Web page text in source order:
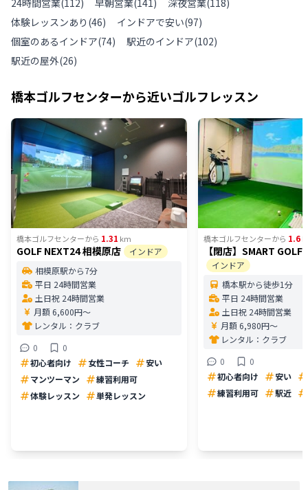
24時間営業(112) 早朝営業(141) 深夜営業(118)
体験レッスンあり (46) インドアで安い(97)
個室のあるインドア(74) 駅近のインドア(102)
駅近の屋外(26)
橋本ゴルフセンターから近いゴルフレッスン
橋本ゴルフセンターから 1.31 km
GOLF NEXT24 相模原店
インドア
相模原駅から7分
平日 24時間営業
土日祝 24時間営業
月額 6,600円〜
レンタル： クラブ
0
0
初心者向け
女性コーチ
安い
マンツーマン
練習利用可
体験レッスン
単発レッスン
橋本ゴルフセンターから 1.6
【閉店】SMART GOLF
インドア
橋本駅から徒歩1分
平日 24時間営業
土日祝 24時間営業
月額 6,980円〜
レンタル： クラブ
0
0
初心者向け
安い
練習利用可
駅近